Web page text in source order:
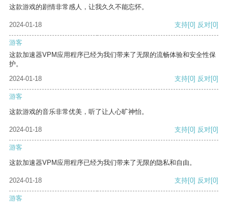
这款游戏的剧情非常感人，让我久久不能忘怀。
2024-01-18 支持[0] 反对[0]
游客
这款加速器VPM应用程序已经为我们带来了无限的流畅体验和安全性保
护。
2024-01-18
支持[0] 反对[0]
游客
这款游戏的音乐非常优美，听了让人心旷神怡。
2024-01-18 支持[0] 反对[0]
游客
这款加速器VPM应用程序已经为我们带来了无限的隐私和自由。
2024-01-18 支持[0] 反对[0]
游客